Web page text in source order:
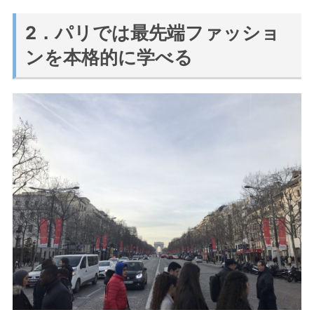
2．パリでは最先端ファッショ
ンを本格的に学べる